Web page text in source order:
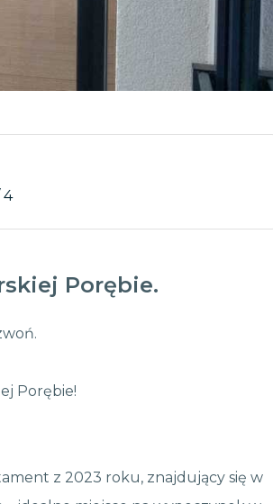
4
Porębie.
Porębie!
z 2023 roku, znajdujący się w